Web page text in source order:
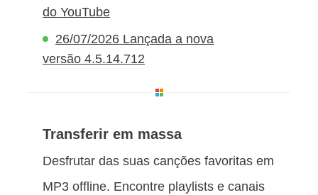
do YouTube
26/07/2026 Lançada a nova
versão 4.5.14.712
Transferir em massa
Desfrutar das suas canções favoritas em
MP3 offline. Encontre playlists e canais